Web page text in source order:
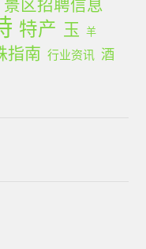
景区招聘信息
特产 玉 羊
指南 行业资讯 酒